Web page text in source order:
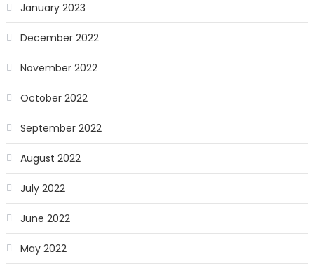
January 2023
December 2022
November 2022
October 2022
September 2022
August 2022
July 2022
June 2022
May 2022